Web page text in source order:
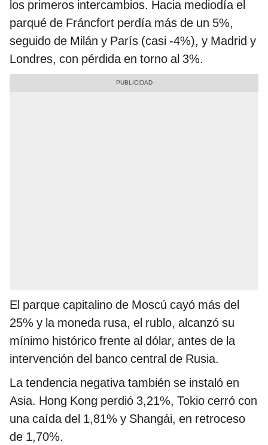
los primeros intercambios. Hacia mediodía el
parqué de Fráncfort perdía más de un 5%,
seguido de Milán y París (casi -4%), y Madrid y
Londres, con pérdida en torno al 3%.
El parque capitalino de Moscú cayó más del
25% y la moneda rusa, el rublo, alcanzó su
mínimo histórico frente al dólar, antes de la
intervención del banco central de Rusia.
La tendencia negativa también se instaló en
Asia. Hong Kong perdió 3,21%, Tokio cerró con
una caída del 1,81% y Shangái, en retroceso
de 1,70%.